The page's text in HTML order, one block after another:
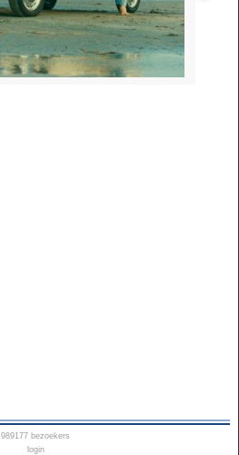
989177 bezoekers
login